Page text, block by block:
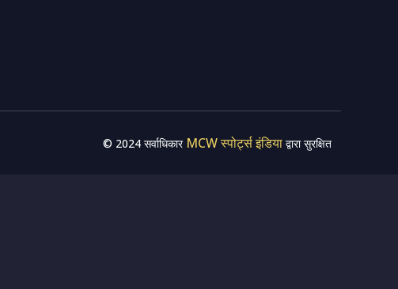
© 2024 सर्वाधिकार MCW स्पोर्ट्स इंडिया द्वारा सुरक्षित